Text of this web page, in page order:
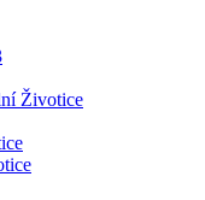
Životice